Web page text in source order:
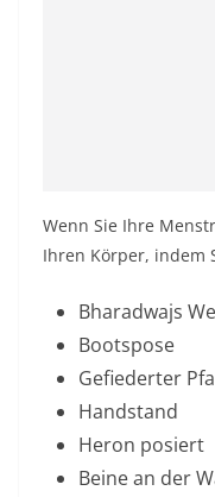
Wenn Sie Ihre
Ihren Körper, indem
Bharadwajs
Bootspose
Gefiederter
Handstand
Heron posiert
Beine an der